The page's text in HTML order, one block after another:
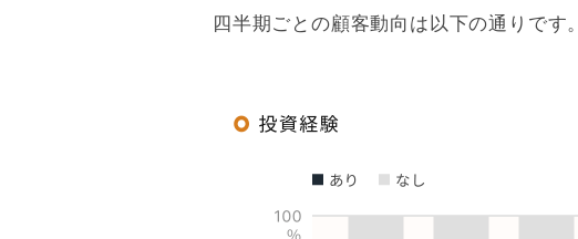
四半期ごとの顧客動向は以下の通りです。